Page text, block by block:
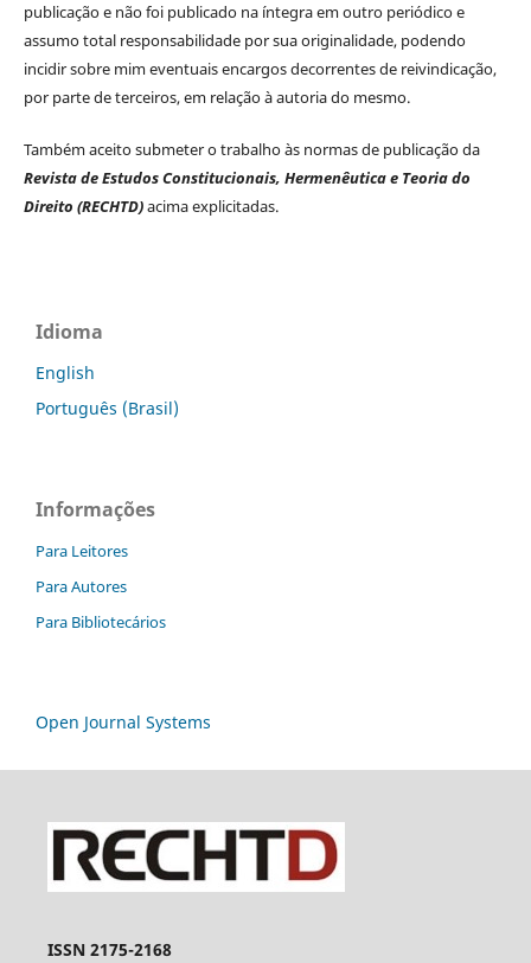
publicação e não foi publicado na íntegra em outro periódico e
assumo total responsabilidade por sua originalidade, podendo
incidir sobre mim eventuais encargos decorrentes de reivindicação,
por parte de terceiros, em relação à autoria do mesmo.
Também aceito submeter o trabalho às normas de publicação da
Revista de Estudos Constitucionais, Hermenêutica e Teoria do
Direito (RECHTD)acima explicitadas.
Idioma
English
Português (Brasil)
Informações
Para Leitores
Para Autores
Para Bibliotecários
Open Journal Systems
ISSN 2175-2168